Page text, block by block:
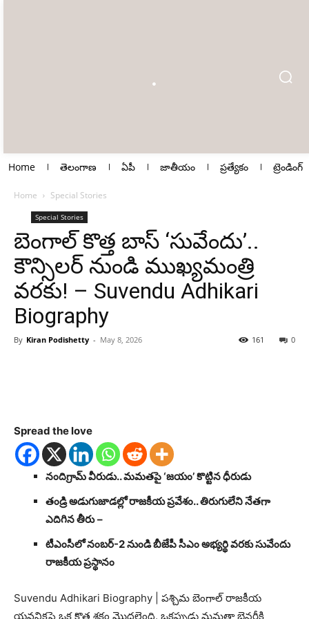
Home తెలంగాణ ఏపీ జాతీయం ప్రత్యేకం ట్రెండింగ్
Home Special Stories
Special Stories
బెంగాల్ కొత్త బాస్ ‘సువేందు’..
కౌన్సిలర్ నుండి ముఖ్యమంత్రి
వరకు! – Suvendu Adhikari
Biography
By Kiran Podishetty - May 8, 2026 0
161
Spread the love
నందిగ్రామ్ వీరుడు.. మమతపై ‘జయం’ కొట్టిన ధీరుడు
తండ్రి అడుగుజాడల్లో రాజకీయ ప్రవేశం.. తిరుగులేని నేతగా
ఎదిగిన తీరు –
టీఎంసీలో నంబర్-2 నుండి బీజేపీ సీఎం అభ్యర్థి వరకు సువేందు
రాజకీయ ప్రస్థానం
Suvendu Adhikari Biography | పశ్చిమ బెంగాల్ రాజకీయ
యవనికపై ఒక కొత్త శకం మొదలైంది. ఒకప్పుడు మమతా బెనర్జీకి